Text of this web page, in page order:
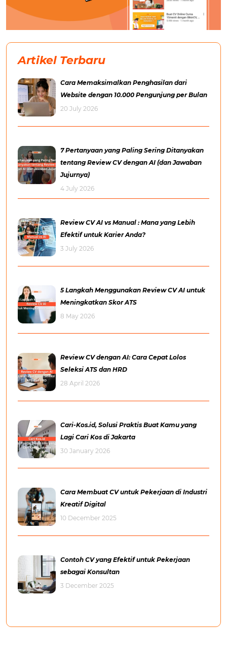
Artikel Terbaru
Cara Memaksimalkan Penghasilan dari
Website dengan 10.000 Pengunjung per Bulan
20 July 2026
7 Pertanyaan yang Paling Sering Ditanyakan
tentang Review CV dengan AI (dan Jawaban
Jujurnya)
4 July 2026
Review CV AI vs Manual : Mana yang Lebih
Efektif untuk Karier Anda?
3 July 2026
5 Langkah Menggunakan Review CV AI untuk
Meningkatkan Skor ATS
8 May 2026
Review CV dengan AI: Cara Cepat Lolos
Seleksi ATS dan HRD
28 April 2026
Cari-Kos.id, Solusi Praktis Buat Kamu yang
Lagi Cari Kos di Jakarta
30 January 2026
Cara Membuat CV untuk Pekerjaan di Industri
Kreatif Digital
10 December 2025
Contoh CV yang Efektif untuk Pekerjaan
sebagai Konsultan
3 December 2025